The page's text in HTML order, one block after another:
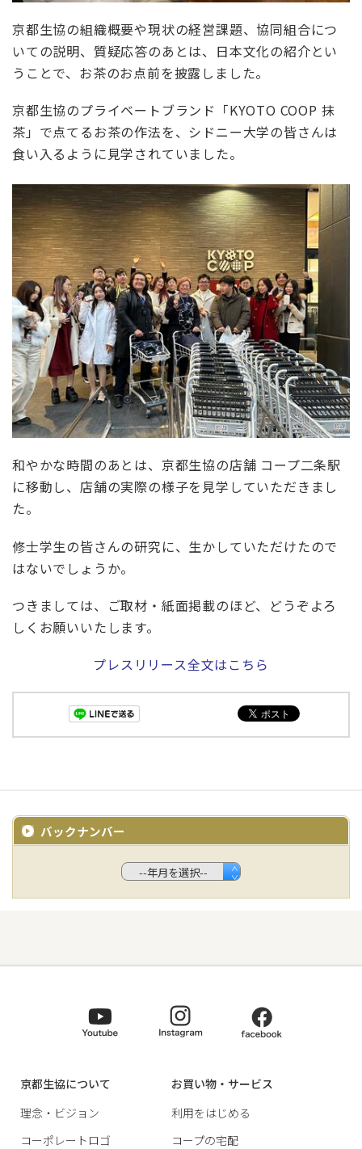
京都生協の組織概要や現状の経営課題、協同組合につ
いての説明、質疑応答のあとは、日本文化の紹介とい
うことで、お茶のお点前を披露しました。
京都生協のプライベートブランド「KYOTO COOP 抹
茶」で点てるお茶の作法を、シドニー大学の皆さんは
食い入るように見学されていました。
和やかな時間のあとは、京都生協の店舗 コープ二条駅
に移動し、店舗の実際の様子を見学していただきまし
た。
修士学生の皆さんの研究に、生かしていただけたので
はないでしょうか。
つきましては、ご取材・紙面掲載のほど、どうぞよろ
しくお願いいたします。
プレスリリース全文はこちら
バックナンバー
京都生協について
理念・ビジョン
コーポレートロゴ
お買い物・サービス
利用をはじめる
コープの宅配